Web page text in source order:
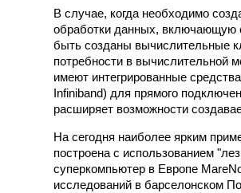
В случае, когда необходимо
обработки данных, включающую
быть созданы вычислительные
потребности в вычислительной
имеют интегрированные
Infiniband) для прямого
расширяет возможности
На сегодня наиболее ярким
построена с использованием
суперкомпьютер в Европе
исследований в барселонском